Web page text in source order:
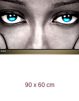
90 x 60 cm